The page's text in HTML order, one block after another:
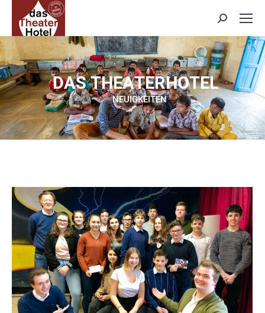
Search:
DAS THEATERHOTEL
NEUIGKEITEN